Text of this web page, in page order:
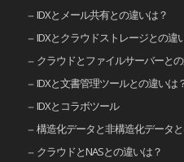
IDXとメール共有との違いは？
IDXとクラウドストレージとの違
クラウドとファイルサーバーと
IDXと文書管理ツールとの違いは
IDXとコラボツール
構造化データと非構造化データ
クラウドとNASとの違いは？